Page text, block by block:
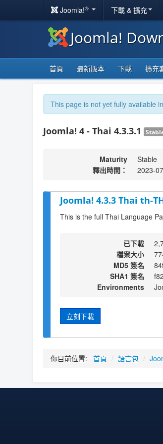
Joomla!® 下載 & 擴充
Joomla!
首頁 最新版本 下載 擴充
This page is not yet fully available
Joomla! 4 - Thai 4.3.3.1
Maturity
Stable
釋出時間：
2023-
Joomla! 4.3.3 Thai th-
This is the full Thai Language
已下載
檔案大小
MD5 簽名
SHA1 簽名
Environments
立刻下載
你目前位置: 首頁 / 語言包 /